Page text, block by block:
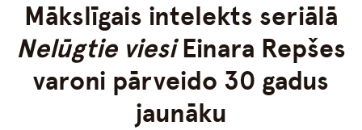
Mākslīgais intelekts seriālā
Nelūgtie viesiEinara Repšes
varoni pārveido 30 gadus
jaunāku